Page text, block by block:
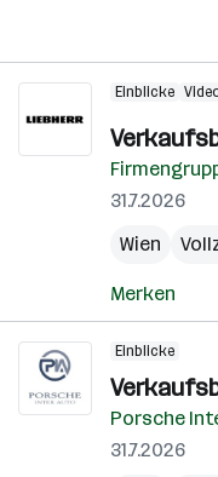
Einblicke
31.7.2026
Wien
Merken
Einblicke
Porsche
31.7.2026